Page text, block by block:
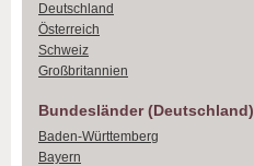
Deutschland
Österreich
Schweiz
Großbritannien
Bundesländer (Deutschland)
Baden-Württemberg
Bayern